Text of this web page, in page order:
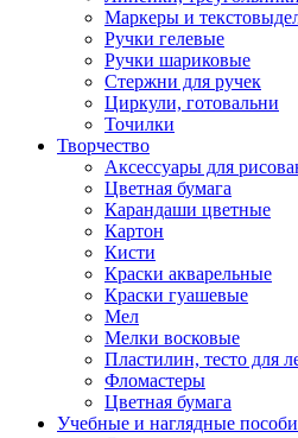
Маркеры и
Ручки гелевые
Ручки шариковые
Стержни для ручек
Циркули, готовальни
Точилки
Творчество
Аксессуары для
Цветная бумага
Карандаши цветные
Картон
Кисти
Краски акварельные
Краски гуашевые
Мел
Мелки восковые
Пластилин, тесто для
Фломастеры
Цветная бумага
Учебные и наглядные